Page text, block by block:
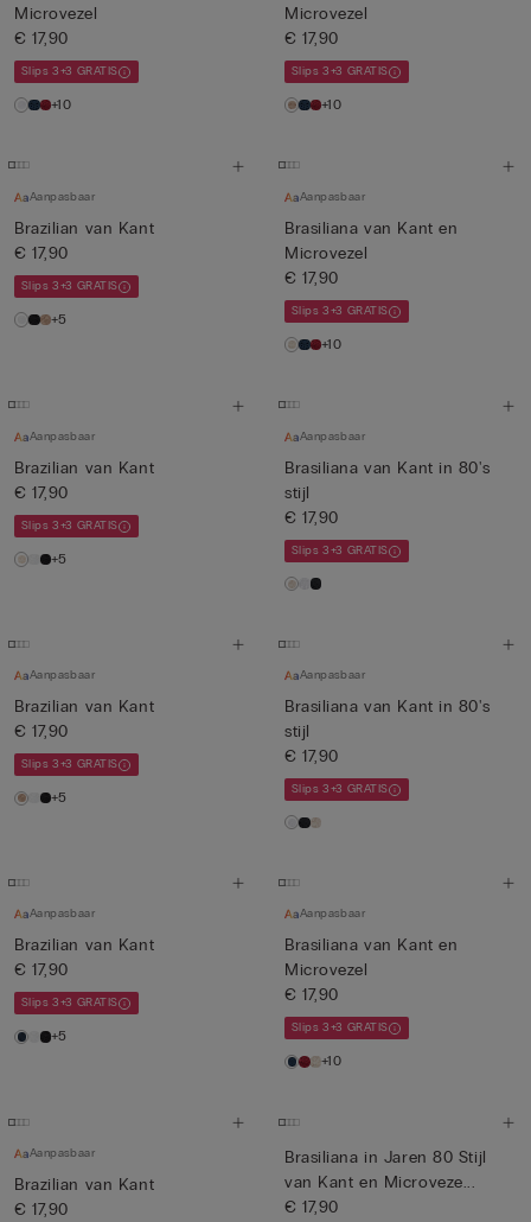
Microvezel
€ 17,90
Slips 3+3 GRATIS
+10
Microvezel
€ 17,90
Slips 3+3 GRATIS
+10
Aanpasbaar
Brazilian van Kant
€ 17,90
Slips 3+3 GRATIS
+5
Aanpasbaar
Brasiliana van Kant en
Microvezel
€ 17,90
Slips 3+3 GRATIS
+10
Aanpasbaar
Brazilian van Kant
€ 17,90
Slips 3+3 GRATIS
+5
Aanpasbaar
Brasiliana van Kant in 80's
stijl
€ 17,90
Slips 3+3 GRATIS
Aanpasbaar
Brazilian van Kant
€ 17,90
Slips 3+3 GRATIS
+5
Aanpasbaar
Brasiliana van Kant in 80's
stijl
€ 17,90
Slips 3+3 GRATIS
Aanpasbaar
Brazilian van Kant
€ 17,90
Slips 3+3 GRATIS
+5
Aanpasbaar
Brasiliana van Kant en
Microvezel
€ 17,90
Slips 3+3 GRATIS
+10
Aanpasbaar
Brazilian van Kant
€ 17,90
Brasiliana in Jaren 80 Stijl
van Kant en Microveze...
€ 17,90